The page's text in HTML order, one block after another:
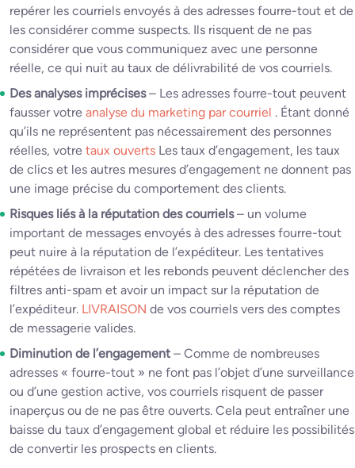
repérer les courriels envoyés à des adresses fourre-tout et de
les considérer comme suspects. Ils risquent de ne pas
considérer que vous communiquez avec une personne
réelle, ce qui nuit au taux de délivrabilité de vos courriels.
Des analyses imprécises– Les adresses fourre-tout peuvent
fausser votre analyse du marketing par courriel . Étant donné
qu’ils ne représentent pas nécessairement des personnes
réelles, votre taux ouverts Les taux d’engagement, les taux
de clics et les autres mesures d’engagement ne donnent pas
une image précise du comportement des clients.
Risques liés à la réputation des courriels– un volume
important de messages envoyés à des adresses fourre-tout
peut nuire à la réputation de l’expéditeur. Les tentatives
répétées de livraison et les rebonds peuvent déclencher des
filtres anti-spam et avoir un impact sur la réputation de
l’expéditeur. LIVRAISON de vos courriels vers des comptes
de messagerie valides.
Diminution de l’engagement – Comme de nombreuses
adresses « fourre-tout » ne font pas l’objet d’une surveillance
ou d’une gestion active, vos courriels risquent de passer
inaperçus ou de ne pas être ouverts. Cela peut entraîner une
baisse du taux d’engagement global et réduire les possibilités
de convertir les prospects en clients.